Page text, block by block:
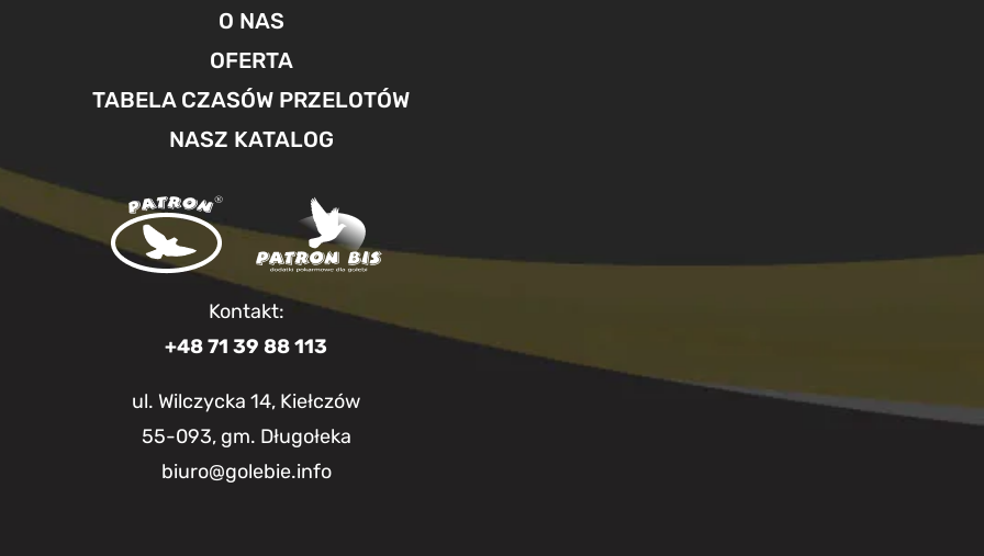
O NAS
OFERTA
TABELA CZASÓW PRZELOTÓW
NASZ KATALOG
Kontakt:
+48 71 39 88 113
ul. Wilczycka 14, Kiełczów
55-093, gm. Długołeka
biuro@golebie.info